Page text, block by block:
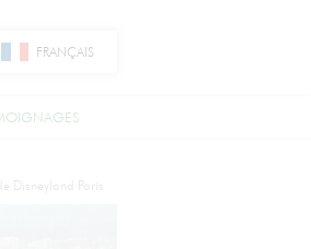
FRANÇAIS
Disneyland Paris